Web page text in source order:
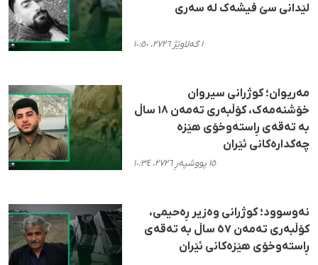
لێدانی سێ فیشەک لە سەری
١ گەلاوێژ ٢٧٢٦، ١٠:٥٠
مەریوان؛ کوژرانی سیروان
خۆشنەمەک، کۆڵبەری تەمەن ۱۸ ساڵ
بە تەقەی ڕاستەوخۆی هێزە
چەکدارەکانی ئێران
١٥ پووشپەڕ ٢٧٢٦، ١٠:٣٤
نەوسوود؛ کوژرانی وەزیر ڕەحیمی،
کۆڵبەری تەمەن ٥٧ ساڵ بە تەقەی
ڕاستەوخۆی هێزەکانی ئێران